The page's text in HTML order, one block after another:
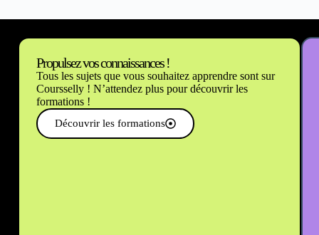
Propulsez vos connaissances !
Tous les sujets que vous souhaitez apprendre sont sur
Coursselly ! N’attendez plus pour découvrir les
formations !
Découvrir les formations